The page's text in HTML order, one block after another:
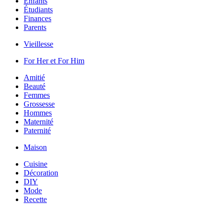
Étudiants
Finances
Parents
Vieillesse
For Her et For Him
Amitié
Beauté
Femmes
Grossesse
Hommes
Maternité
Paternité
Maison
Cuisine
Décoration
DIY
Mode
Recette